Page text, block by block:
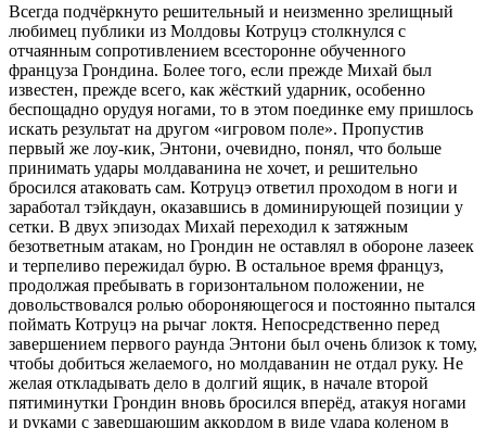
Всегда подчёркнуто решительный и неизменно зрелищный
любимец публики из Молдовы Котруцэ столкнулся с
отчаянным сопротивлением всесторонне обученного
француза Грондина. Более того, если прежде Михай был
известен, прежде всего, как жёсткий ударник, особенно
беспощадно орудуя ногами, то в этом поединке ему пришлось
искать результат на другом «игровом поле». Пропустив
первый же лоу-кик, Энтони, очевидно, понял, что больше
принимать удары молдаванина не хочет, и решительно
бросился атаковать сам. Котруцэ ответил проходом в ноги и
заработал тэйкдаун, оказавшись в доминирующей позиции у
сетки. В двух эпизодах Михай переходил к затяжным
безответным атакам, но Грондин не оставлял в обороне лазеек
и терпеливо пережидал бурю. В остальное время француз,
продолжая пребывать в горизонтальном положении, не
довольствовался ролью обороняющегося и постоянно пытался
поймать Котруцэ на рычаг локтя. Непосредственно перед
завершением первого раунда Энтони был очень близок к тому,
чтобы добиться желаемого, но молдаванин не отдал руку. Не
желая откладывать дело в долгий ящик, в начале второй
пятиминутки Грондин вновь бросился вперёд, атакуя ногами
и руками с завершающим аккордом в виде удара коленом в